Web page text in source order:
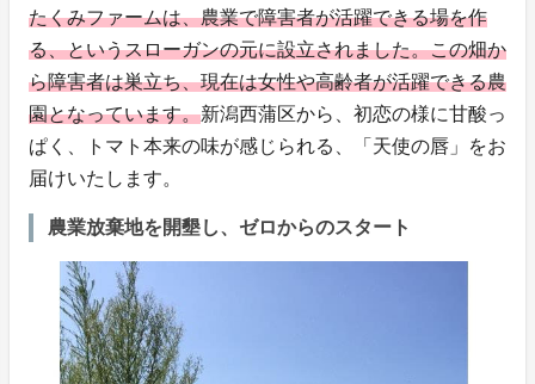
たくみファームは、農業で障害者が活躍できる場を作
る、というスローガンの元に設立されました。この畑か
ら障害者は巣立ち、現在は女性や高齢者が活躍できる農
園となっています。新潟西蒲区から、初恋の様に甘酸っ
ぱく、トマト本来の味が感じられる、「天使の唇」をお
届けいたします。
農業放棄地を開墾し、ゼロからのスタート